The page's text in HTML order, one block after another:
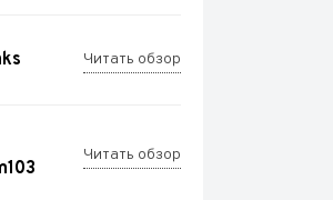
Читать обзор
Читать обзор